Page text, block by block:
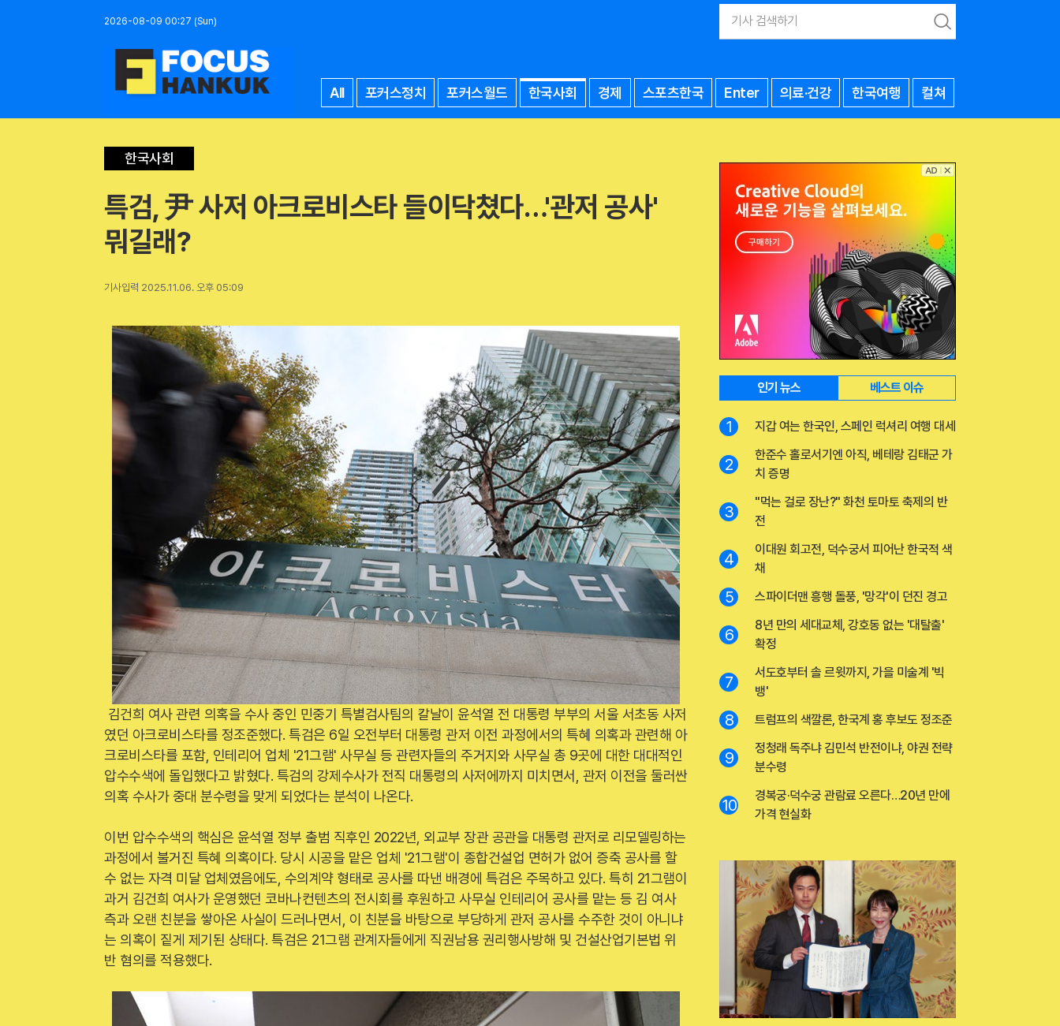
검
색
2026-08-09 00:27 (Sun)
All 포커스정치 포커스월드 한국사회 경제 스포츠한국 Enter 의료·건강 한국여행 컬쳐
한국사회
특검, 尹 사저 아크로비스타 들이닥쳤다…'관저 공사'
뭐길래?
기사입력 2025.11.06. 오후 05:09
김건희 여사 관련 의혹을 수사 중인 민중기 특별검사팀의 칼날이 윤석열 전 대통령 부부의 서울 서초동 사저
였던 아크로비스타를 정조준했다. 특검은 6일 오전부터 대통령 관저 이전 과정에서의 특혜 의혹과 관련해 아
크로비스타를 포함, 인테리어 업체 '21그램' 사무실 등 관련자들의 주거지와 사무실 총 9곳에 대한 대대적인
압수수색에 돌입했다고 밝혔다. 특검의 강제수사가 전직 대통령의 사저에까지 미치면서, 관저 이전을 둘러싼
의혹 수사가 중대 분수령을 맞게 되었다는 분석이 나온다.
이번 압수수색의 핵심은 윤석열 정부 출범 직후인 2022년, 외교부 장관 공관을 대통령 관저로 리모델링하는
과정에서 불거진 특혜 의혹이다. 당시 시공을 맡은 업체 '21그램'이 종합건설업 면허가 없어 증축 공사를 할
수 없는 자격 미달 업체였음에도, 수의계약 형태로 공사를 따낸 배경에 특검은 주목하고 있다. 특히 21그램이
과거 김건희 여사가 운영했던 코바나컨텐츠의 전시회를 후원하고 사무실 인테리어 공사를 맡는 등 김 여사
측과 오랜 친분을 쌓아온 사실이 드러나면서, 이 친분을 바탕으로 부당하게 관저 공사를 수주한 것이 아니냐
는 의혹이 짙게 제기된 상태다. 특검은 21그램 관계자들에게 직권남용 권리행사방해 및 건설산업기본법 위
반 혐의를 적용했다.
인기 뉴스 베스트 이슈
1 지갑 여는 한국인, 스페인 럭셔리 여행 대세
2
한준수 홀로서기엔 아직, 베테랑 김태군 가
치 증명
3
"먹는 걸로 장난?" 화천 토마토 축제의 반
전
4
이대원 회고전, 덕수궁서 피어난 한국적 색
채
5 스파이더맨 흥행 돌풍, '망각'이 던진 경고
6
8년 만의 세대교체, 강호동 없는 '대탈출'
확정
7
서도호부터 솔 르윗까지, 가을 미술계 '빅
뱅'
8 트럼프의 색깔론, 한국계 홍 후보도 정조준
9
정청래 독주냐 김민석 반전이냐, 야권 전략
분수령
10
경복궁·덕수궁 관람료 오른다…20년 만에
가격 현실화